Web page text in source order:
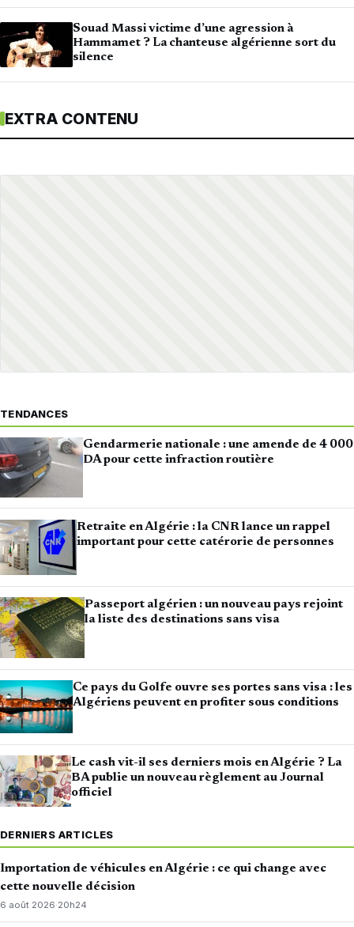
Souad Massi victime d’une agression à
Hammamet ? La chanteuse algérienne sort du
silence
EXTRA CONTENU
TENDANCES
Gendarmerie nationale : une amende de 4 000
DA pour cette infraction routière
Retraite en Algérie : la CNR lance un rappel
important pour cette catérorie de personnes
Passeport algérien : un nouveau pays rejoint
la liste des destinations sans visa
Ce pays du Golfe ouvre ses portes sans visa : les
Algériens peuvent en profiter sous conditions
Le cash vit-il ses derniers mois en Algérie ? La
BA publie un nouveau règlement au Journal
officiel
DERNIERS ARTICLES
Importation de véhicules en Algérie : ce qui change avec
cette nouvelle décision
6 août 2026·20h24